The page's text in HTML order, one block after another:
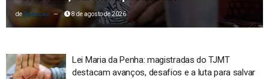
Redação 8 de agosto de 2026
Lei Maria da Penha: magistradas do TJMT
destacam avanços, desafios e a luta para salvar